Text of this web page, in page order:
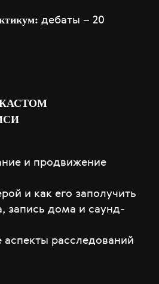
дебаты – 20
и продвижение
и как его заполучить
запись дома и саунд-
расследований